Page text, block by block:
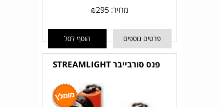
מחיר: ₪295
פרטים נוספים הוסף לסל
פנס סורבייבר STREAMLIGHT